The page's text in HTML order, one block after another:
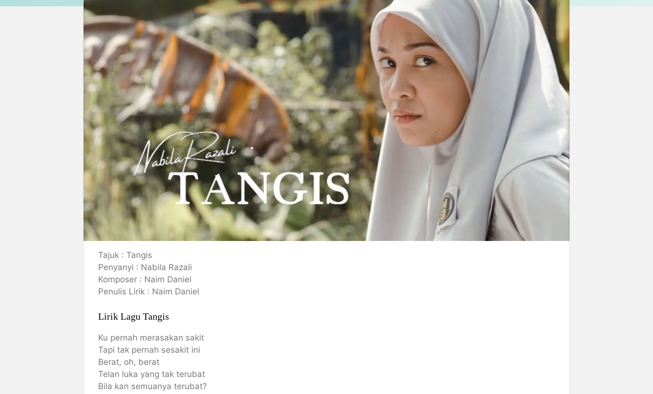
Tajuk : Tangis
Penyanyi : Nabila Razali
Komposer : Naim Daniel
Penulis Lirik : Naim Daniel
Lirik Lagu Tangis
Ku pernah merasakan sakit
Tapi tak pernah sesakit ini
Berat, oh, berat
Telan luka yang tak terubat
Bila kan semuanya terubat?